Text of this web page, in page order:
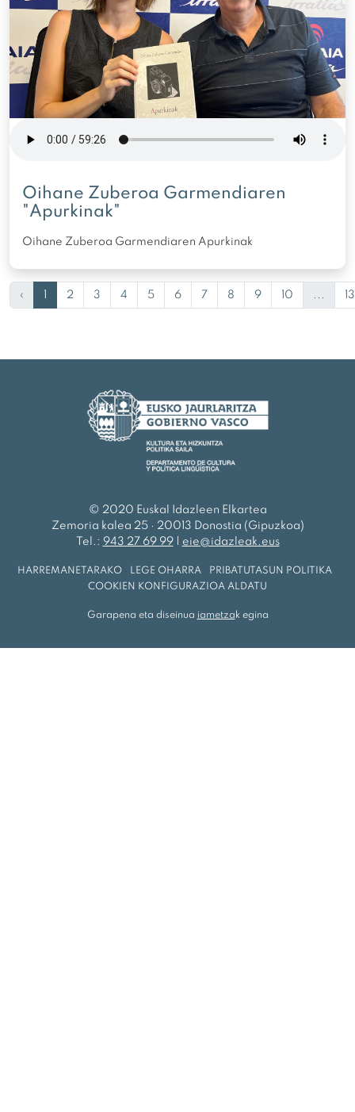
Oihane Zuberoa Garmendiaren
"Apurkinak"
Oihane Zuberoa Garmendiaren Apurkinak
‹ 1 2 3 4 5 6 7 8 9 10 ... 13
© 2020 Euskal Idazleen Elkartea
Zemoria kalea 25 · 20013 Donostia (Gipuzkoa)
Tel.: 943 27 69 99| eie@idazleak.eus
HARREMANETARAKO LEGE OHARRA PRIBATUTASUN POLITIKA
COOKIEN KONFIGURAZIOA ALDATU
Garapena eta diseinua iametza k egina